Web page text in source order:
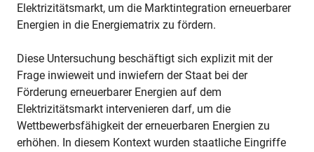
Elektrizitätsmarkt, um die Marktintegration erneuerbarer
Energien in die Energiematrix zu fördern.
Diese Untersuchung beschäftigt sich explizit mit der
Frage inwieweit und inwiefern der Staat bei der
Förderung erneuerbarer Energien auf dem
Elektrizitätsmarkt intervenieren darf, um die
Wettbewerbsfähigkeit der erneuerbaren Energien zu
erhöhen. In diesem Kontext wurden staatliche Eingriffe